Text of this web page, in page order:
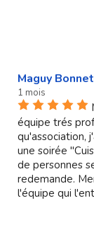
Maguy Bonnet
1 mois
équipe trés
qu'association,
une soirée
de personnes
redemande.
l'équipe qui